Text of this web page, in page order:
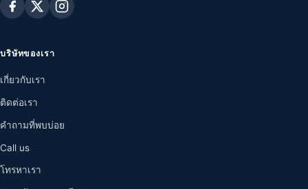
บริษัทของเรา
เกี่ยวกับเรา
ติดต่อเรา
คำถามที่พบบ่อย
Call us
โทรหาเรา